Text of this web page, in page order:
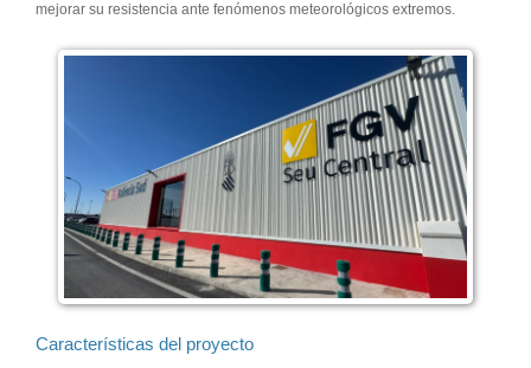
mejorar su resistencia ante fenómenos meteorológicos extremos.
Características del proyecto